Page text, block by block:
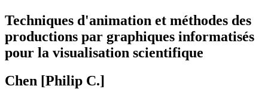
Techniques d'animation et méthodes des
productions par graphiques informatisés
pour la visualisation scientifique
Chen [Philip C.]